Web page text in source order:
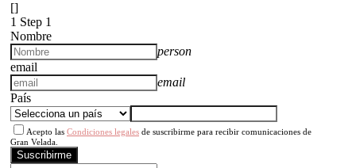
[]
1 Step 1
Nombre
person
email
email
País
Acepto las Condiciones legales de suscribirme para recibir comunicaciones de
Gran Velada.
Suscribirme